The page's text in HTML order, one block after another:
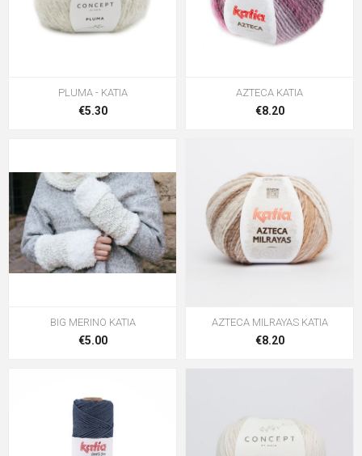
PLUMA - KATIA
€5.30
AZTECA KATIA
€8.20
BIG MERINO KATIA
€5.00
AZTECA MILRAYAS KATIA
€8.20